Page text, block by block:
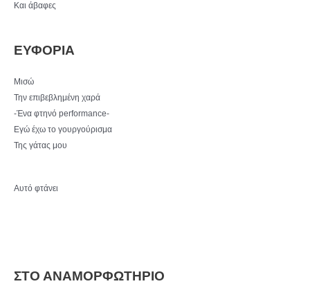
Και άβαφες
ΕΥΦΟΡΙΑ
Μισώ
Την επιβεβλημένη χαρά
-Ένα φτηνό performance-
Εγώ έχω το γουργούρισμα
Της γάτας μου
Αυτό φτάνει
ΣΤΟ ΑΝΑΜΟΡΦΩΤΗΡΙΟ